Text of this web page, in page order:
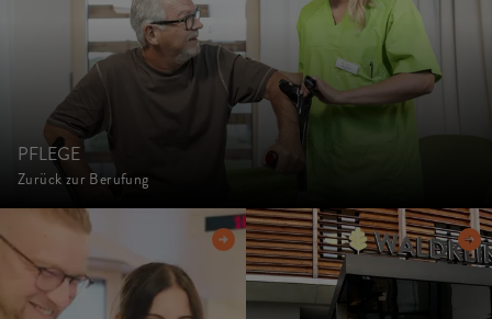
PFLEGE
Zurück zur Berufung